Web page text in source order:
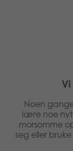
Noen
lære noe
morsomme
seg eller